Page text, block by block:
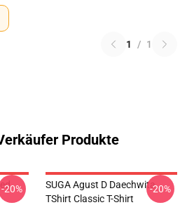
1 / 1
Produkte
-20%
SUGA Agust D Daechwita
TShirt Classic T-Shirt
-20%